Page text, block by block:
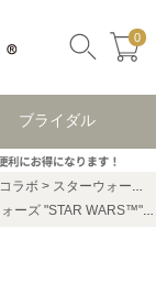
0
ブライダル
ラボ
スターウォーズ(STAR WARS)
ミレニアムファルコン（MILLENNIUM FALCON） リング/指輪